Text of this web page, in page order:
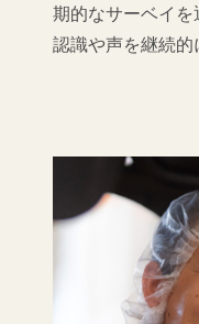
期的なサーベイ
認識や声を継続的